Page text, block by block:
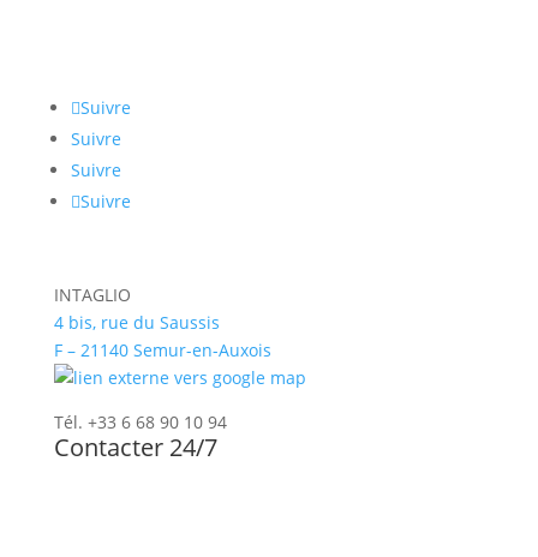
Suivre
Suivre
Suivre
Suivre
INTAGLIO
4 bis, rue du Saussis
F – 21140 Semur-en-Auxois
Tél. +33 6 68 90 10 94
Contacter 24/7